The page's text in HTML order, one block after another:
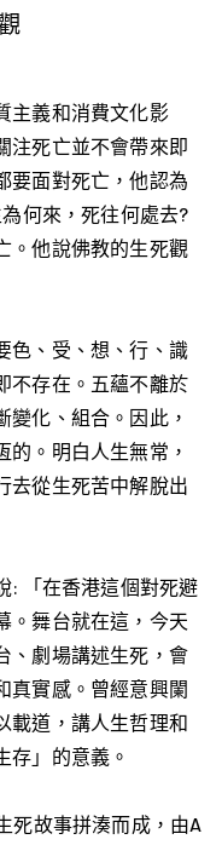
主義和消費文化影
注死亡並不會帶來即
要面對死亡，他認為
何來，死往何處去?
。他說佛教的生死觀
色、受、想、行、識
不存在。五蘊不離於
變化、組合。因此，
的。明白人生無常，
去從生死苦中解脫出
: 「在香港這個對死避
。舞台就在這，今天
、劇場講述生死，會
真實感。曾經意興闌
載道，講人生哲理和
存」的意義。
死故事拼湊而成，由A